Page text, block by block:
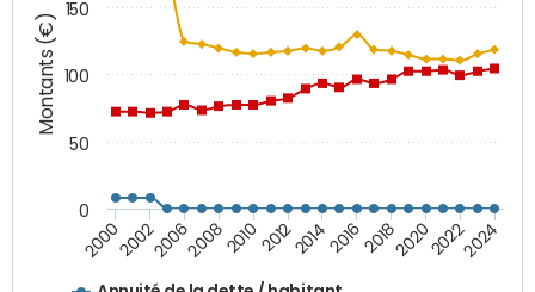
Montants (€)
200020022006200820102012201420162018202020222024
0
50
100
150